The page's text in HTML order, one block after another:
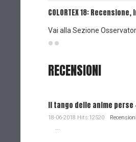
COLORTEX 18:
Vai alla Sezione
RECENSIONI
Il tango delle anime perse
18-06-2018 Hits:12520 Recensioni
...